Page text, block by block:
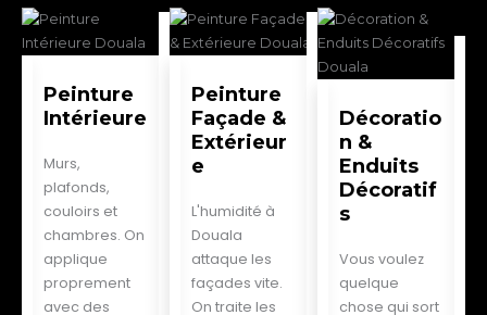
Peinture
Intérieure
Murs,
plafonds,
couloirs et
chambres. On
applique
proprement
avec des
Peinture
Façade &
Extérieur
e
L'humidité à
Douala
attaque les
façades vite.
On traite les
Décoratio
n &
Enduits
Décoratif
s
Vous voulez
quelque
chose qui sort